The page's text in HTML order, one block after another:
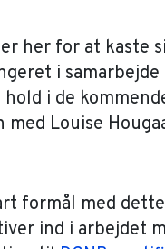
her for at kaste
i samarbejde
i de
Louise
formål med
ind i arbejdet